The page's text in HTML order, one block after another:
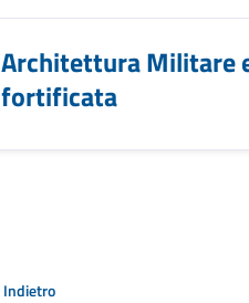
Architettura Militare
fortificata
Indietro